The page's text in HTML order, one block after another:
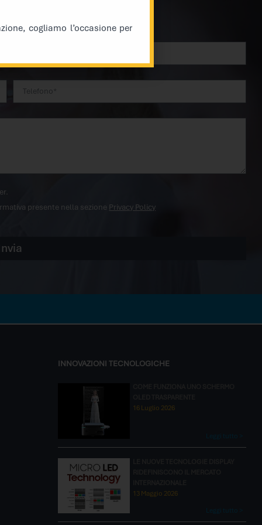
presente nella sezione Privacy Policy
INNOVAZIONI TECNOLOGICHE
16 Luglio 2026
Leggi tutto >
13 Maggio 2026
Leggi tutto >
cogliamo l’occasione per